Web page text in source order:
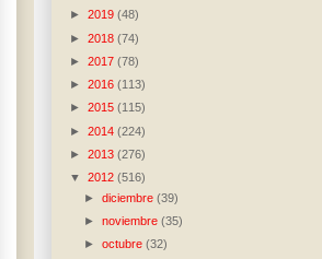
► 2019 (48)
► 2018 (74)
► 2017 (78)
► 2016 (113)
► 2015 (115)
► 2014 (224)
► 2013 (276)
▼ 2012 (516)
►diciembre(39)
►noviembre(35)
►octubre(32)